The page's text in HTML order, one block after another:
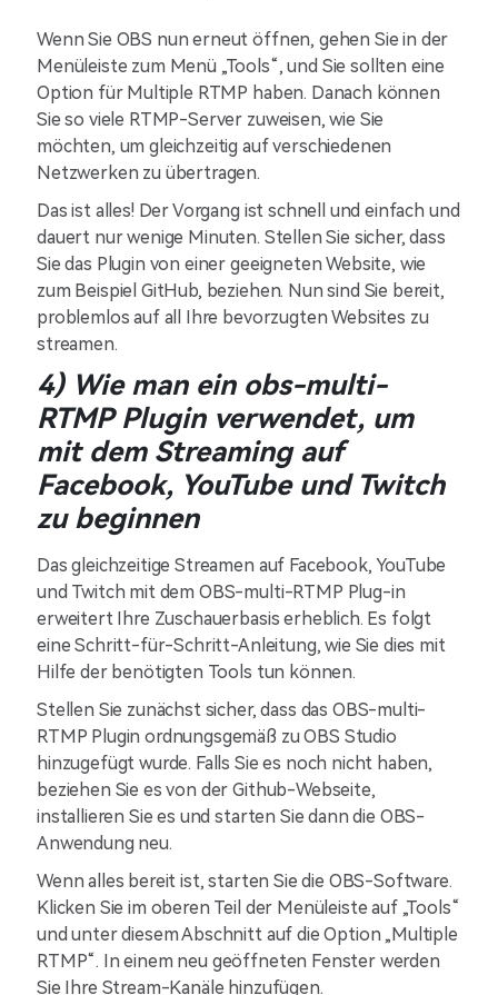
Wenn Sie OBS nun erneut öffnen, gehen Sie in der
Menüleiste zum Menü „Tools“, und Sie sollten eine
Option für Multiple RTMP haben. Danach können
Sie so viele RTMP-Server zuweisen, wie Sie
möchten, um gleichzeitig auf verschiedenen
Netzwerken zu übertragen.
Das ist alles! Der Vorgang ist schnell und einfach und
dauert nur wenige Minuten. Stellen Sie sicher, dass
Sie das Plugin von einer geeigneten Website, wie
zum Beispiel GitHub, beziehen. Nun sind Sie bereit,
problemlos auf all Ihre bevorzugten Websites zu
streamen.
4) Wie man ein obs-multi-
RTMP Plugin verwendet, um
mit dem Streaming auf
Facebook, YouTube und Twitch
zu beginnen
Das gleichzeitige Streamen auf Facebook, YouTube
und Twitch mit dem OBS-multi-RTMP Plug-in
erweitert Ihre Zuschauerbasis erheblich. Es folgt
eine Schritt-für-Schritt-Anleitung, wie Sie dies mit
Hilfe der benötigten Tools tun können.
Stellen Sie zunächst sicher, dass das OBS-multi-
RTMP Plugin ordnungsgemäß zu OBS Studio
hinzugefügt wurde. Falls Sie es noch nicht haben,
beziehen Sie es von der Github-Webseite,
installieren Sie es und starten Sie dann die OBS-
Anwendung neu.
Wenn alles bereit ist, starten Sie die OBS-Software.
Klicken Sie im oberen Teil der Menüleiste auf „Tools“
und unter diesem Abschnitt auf die Option „Multiple
RTMP“. In einem neu geöffneten Fenster werden
Sie Ihre Stream-Kanäle hinzufügen.